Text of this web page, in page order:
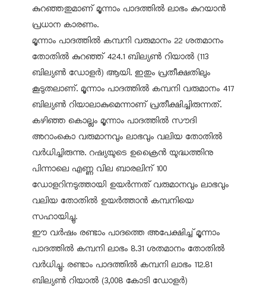
കുറഞ്ഞതുമാണ് മൂന്നാം പാദത്തിൽ ലാഭം കുറയാൻ
പ്രധാന കാരണം.
മൂന്നാം പാദത്തിൽ കമ്പനി വരുമാനം 22 ശതമാനം
തോതിൽ കുറഞ്ഞ് 424.1 ബില്യൺ റിയാൽ (113
ബില്യൺ ഡോളർ) ആയി. ഇതും പ്രതീക്ഷതിലും
കൂടുതലാണ്. മൂന്നാം പാദത്തിൽ കമ്പനി വരുമാനം 417
ബില്യൺ റിയാലാകുമെന്നാണ് പ്രതീക്ഷിച്ചിരുന്നത്.
കഴിഞ്ഞ കൊല്ലം മൂന്നാം പാദത്തിൽ സൗദി
അറാംകൊ വരുമാനവും ലാഭവും വലിയ തോതിൽ
വർധിച്ചിരുന്നു. റഷ്യയുടെ ഉക്രൈൻ യുദ്ധത്തിനു
പിന്നാലെ എണ്ണ വില ബാരലിന് 100
ഡോളറിനടുത്തായി ഉയർന്നത് വരുമാനവും ലാഭവും
വലിയ തോതിൽ ഉയർത്താൻ കമ്പനിയെ
സഹായിച്ചു.
ഈ വർഷം രണ്ടാം പാദത്തെ അപേക്ഷിച്ച് മൂന്നാം
പാദത്തിൽ കമ്പനി ലാഭം 8.31 ശതമാനം തോതിൽ
വർധിച്ചു. രണ്ടാം പാദത്തിൽ കമ്പനി ലാഭം 112.81
ബില്യൺ റിയാൽ (3,008 കോടി ഡോളർ)